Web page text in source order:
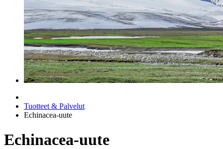
Tuotteet & Palvelut
Echinacea-uute
Echinacea-uute